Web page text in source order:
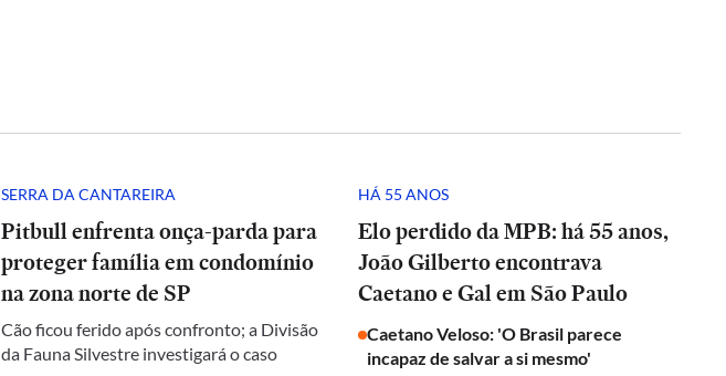
SERRA DA CANTAREIRA
Pitbull enfrenta onça-parda para
proteger família em condomínio
na zona norte de SP
Cão ficou ferido após confronto; a Divisão
da Fauna Silvestre investigará o caso
HÁ 55 ANOS
Elo perdido da MPB: há 55 anos,
João Gilberto encontrava
Caetano e Gal em São Paulo
Caetano Veloso: 'O Brasil parece
incapaz de salvar a si mesmo'